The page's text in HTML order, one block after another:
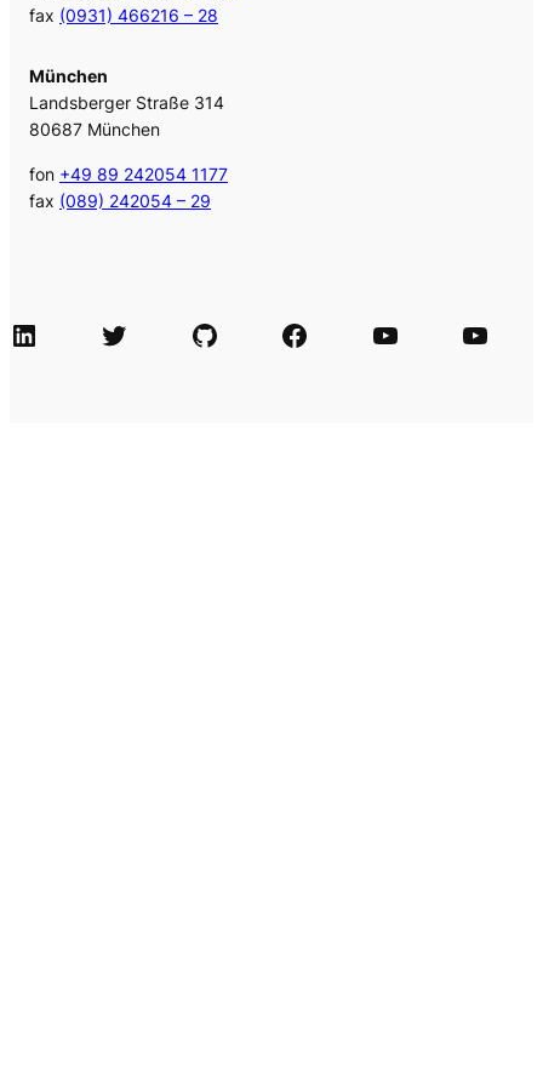
fax (0931) 466216 – 28
München
Landsberger Straße 314
80687 München
fon +49 89 242054 1177
fax (089) 242054 – 29
LinkedIn Twitter GitHub Facebook Agile Videos Tech-Videos